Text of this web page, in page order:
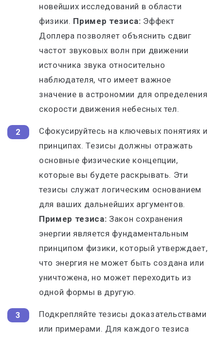
новейших исследований в области
физики. Пример тезиса: Эффект
Доплера позволяет объяснить сдвиг
частот звуковых волн при движении
источника звука относительно
наблюдателя, что имеет важное
значение в астрономии для определения
скорости движения небесных тел.
Сфокусируйтесь на ключевых понятиях и
принципах. Тезисы должны отражать
основные физические концепции,
которые вы будете раскрывать. Эти
тезисы служат логическим основанием
для ваших дальнейших аргументов.
Пример тезиса: Закон сохранения
энергии является фундаментальным
принципом физики, который утверждает,
что энергия не может быть создана или
уничтожена, но может переходить из
одной формы в другую.
Подкрепляйте тезисы доказательствами
или примерами. Для каждого тезиса